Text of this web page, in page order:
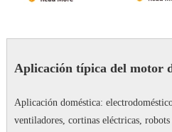
Aplicación típica del motor
Aplicación doméstica:
ventiladores, cortinas eléctricas,